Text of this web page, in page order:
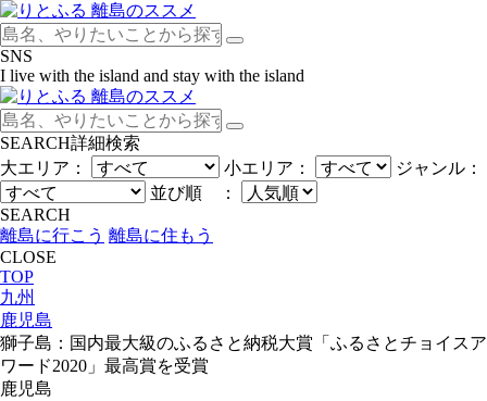
SNS
I live with the island and stay with the island
SEARCH詳細検索
大エリア：
小エリア：
ジャンル：
並び順 ：
SEARCH
離島に行こう 離島に住もう
CLOSE
TOP
九州
鹿児島
獅子島：国内最大級のふるさと納税大賞「ふるさとチョイスア
ワード2020」最高賞を受賞
鹿児島